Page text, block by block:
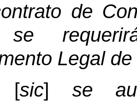
de
se
Legal
[sic] se